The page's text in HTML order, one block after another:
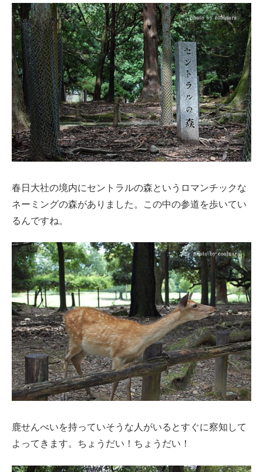
春日大社の境内にセントラルの森というロマンチックな
ネーミングの森がありました。この中の参道を歩いてい
るんですね。
鹿せんべいを持っていそうな人がいるとすぐに察知して
よってきます。ちょうだい！ちょうだい！